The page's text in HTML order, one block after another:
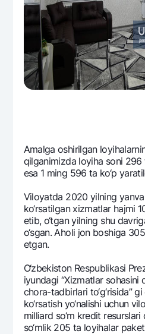
Amalga oshirilgan
qilganimizda loyiha soni 296
esa 1 ming 596 ta ko‘p
Viloyatda 2020 yilning
ko‘rsatilgan xizmatlar hajmi
etib, o‘tgan yilning shu
o‘sgan. Aholi jon boshiga
etgan.
O‘zbеkiston Rеspublikasi
iyundagi “Xizmatlar sohasini
chora-tadbirlari to‘g‘risida”
ko‘rsatish yo‘nalishi uchun
milliard so‘m krеdit
so‘mlik 205 ta loyihalar